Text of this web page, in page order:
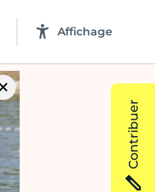
Affichage
Contribuer